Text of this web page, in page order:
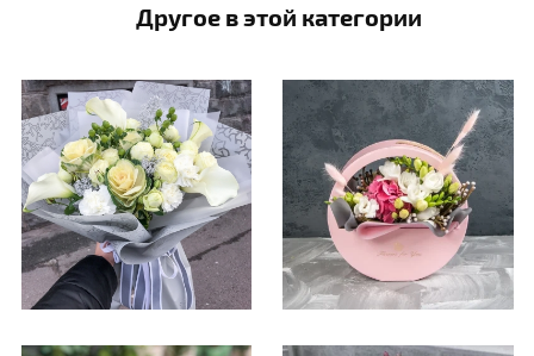
Другое в этой категории